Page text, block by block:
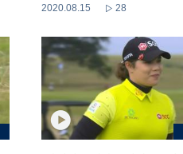
2020.08.15 28